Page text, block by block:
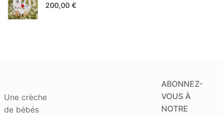
200,00 €
Une crèche
de bébés
ABONNEZ-
VOUS À
NOTRE